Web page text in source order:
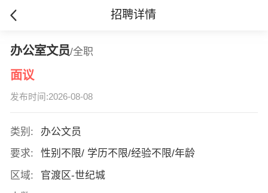
招聘详情
办公室文员/全职
面议
发布时间:2026-08-08
类别:
办公文员
要求:
性别不限/ 学历不限/经验不限/年龄
区域:
官渡区-世纪城